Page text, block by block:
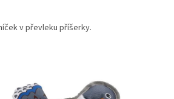
v převleku příšerky.